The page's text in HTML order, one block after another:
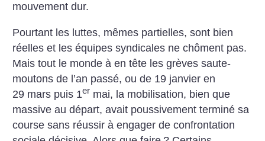
mouvement dur.
Pourtant les luttes, mêmes partielles, sont bien
réelles et les équipes syndicales ne chôment pas.
Mais tout le monde à en tête les grèves saute-
moutons de l’an passé, ou de 19 janvier en
29 mars puis 1er mai, la mobilisation, bien que
massive au départ, avait poussivement terminé sa
course sans réussir à engager de confrontation